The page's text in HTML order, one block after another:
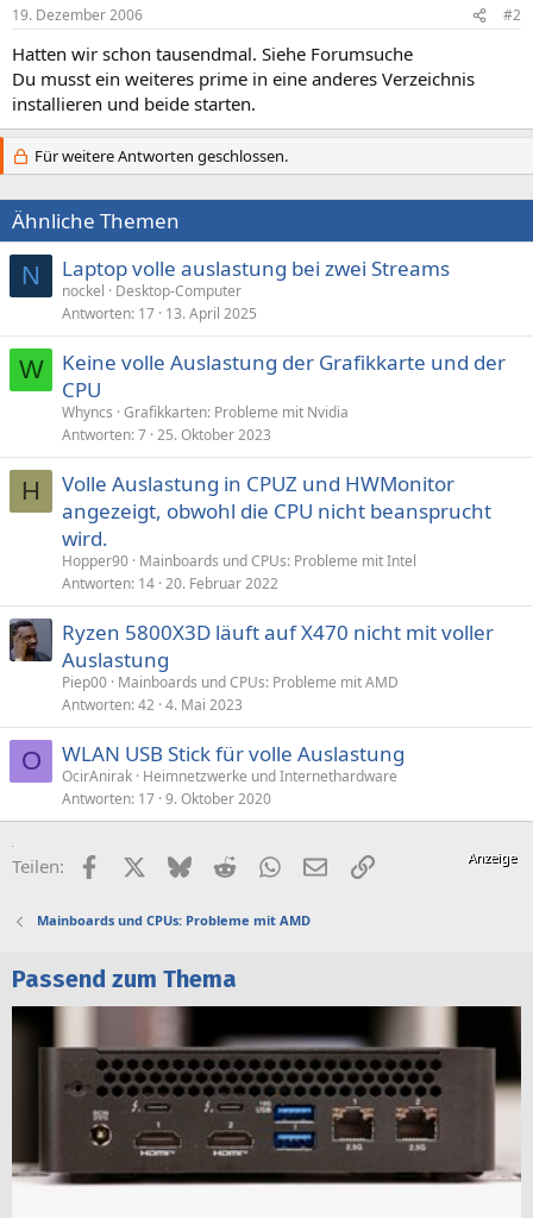
19. Dezember 2006 #2
Hatten wir schon tausendmal. Siehe Forumsuche
Du musst ein weiteres prime in eine anderes Verzeichnis
installieren und beide starten.
Für weitere Antworten geschlossen.
Ähnliche Themen
N Laptop volle auslastung bei zwei Streams
nockel
Desktop-Computer
Antworten 17 13. April 2025
W
Keine volle Auslastung der Grafikkarte und der
CPU
Whyncs Grafikkarten: Probleme mit Nvidia
Antworten 7 25. Oktober 2023
H
Volle Auslastung in CPUZ und HWMonitor
angezeigt, obwohl die CPU nicht beansprucht
wird.
Hopper90 Mainboards und CPUs: Probleme mit Intel
Antworten 14 20. Februar 2022
Ryzen 5800X3D läuft auf X470 nicht mit voller
Auslastung
Piep00 Mainboards und CPUs: Probleme mit AMD
Antworten 42 4. Mai 2023
O WLAN USB Stick für volle Auslastung
OcirAnirak Heimnetzwerke und Internethardware
Antworten 17 9. Oktober 2020
Teilen: FacebookX (Twitter)
BlueskyRedditWhatsApp
E-MailLink
Mainboards und CPUs: Probleme mit AMD
Passend zum Thema